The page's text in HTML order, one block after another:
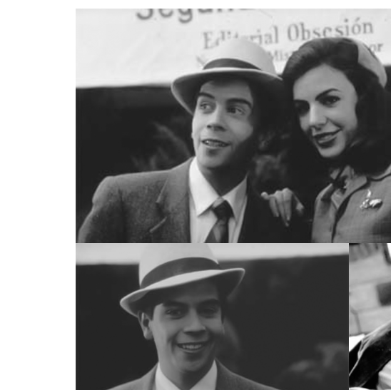
UN BAÚL LLENO DE MIEDO, ARCHIVO TELEVICINE